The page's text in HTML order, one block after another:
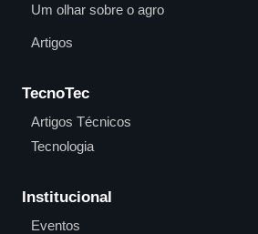
Um olhar sobre o agro
Artigos
TecnoTec
Artigos Técnicos
Tecnologia
Institucional
Eventos